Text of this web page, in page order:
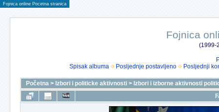
Fojnica online Pocetna stranica
Fojnica
(1999-
Spisak albuma
Posljednje postavljeno Posljednji
Početna > Izbori i politicke aktivnosti > Izbori i izborne aktivnosti